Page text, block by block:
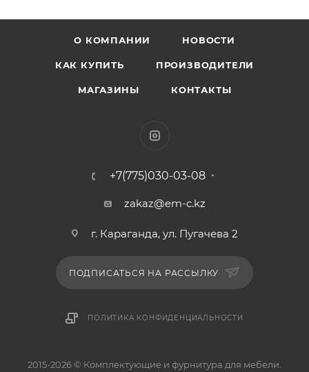
О КОМПАНИИ НОВОСТИ
КАК КУПИТЬ ПРОИЗВОДИТЕЛИ
МАГАЗИНЫ КОНТАКТЫ
+7(775)030-03-08
zakaz@em-c.kz
г. Караганда, ул. Пугачева 2
ПОДПИСАТЬСЯ НА РАССЫЛКУ
ПОЛИТИКА КОНФИДЕНЦИАЛЬНОСТИ
2015-2026 © Комплектующие и фурнитура для мебели.